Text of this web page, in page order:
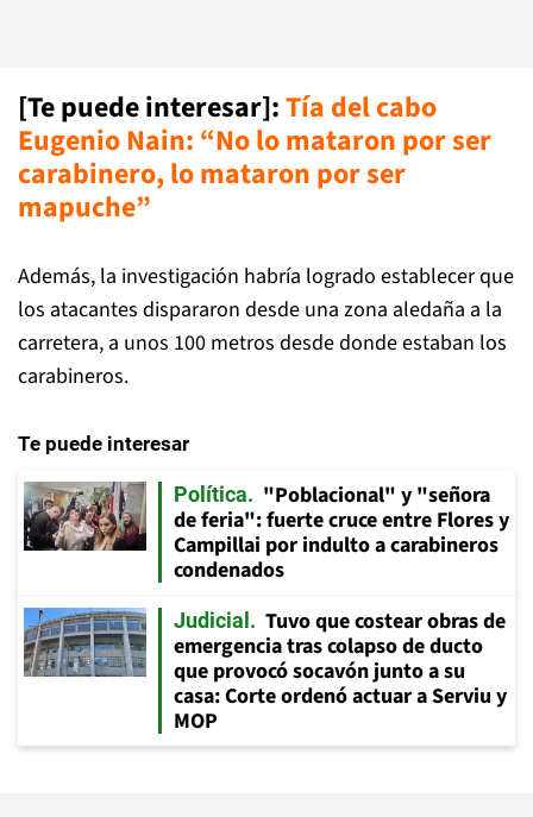
[Te puede interesar]:Tía del cabo
Eugenio Nain: “No lo mataron por ser
carabinero, lo mataron por ser
mapuche”
Además, la investigación habría logrado establecer que
los atacantes dispararon desde una zona aledaña a la
carretera, a unos 100 metros desde donde estaban los
carabineros.
Te puede interesar
Política
"Poblacional" y "señora
de feria": fuerte cruce entre Flores y
Campillai por indulto a carabineros
condenados
Judicial
Tuvo que costear obras de
emergencia tras colapso de ducto
que provocó socavón junto a su
casa: Corte ordenó actuar a Serviu y
MOP